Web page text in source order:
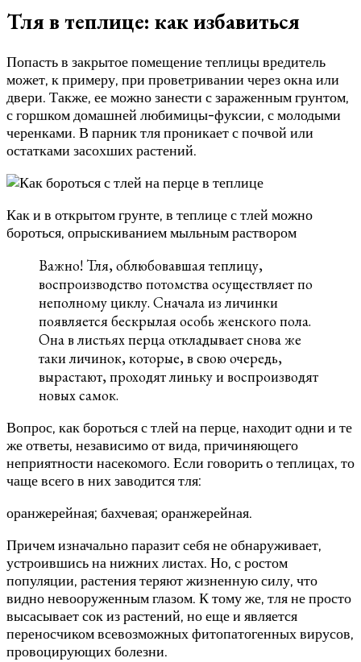
Тля в теплице: как избавиться
Попасть в закрытое помещение теплицы вредитель
может, к примеру, при проветривании через окна или
двери. Также, ее можно занести с зараженным грунтом,
с горшком домашней любимицы-фуксии, с молодыми
черенками. В парник тля проникает с почвой или
остатками засохших растений.
Как и в открытом грунте, в теплице с тлей можно
бороться, опрыскиванием мыльным раствором
Важно! Тля, облюбовавшая теплицу,
воспроизводство потомства осуществляет по
неполному циклу. Сначала из личинки
появляется бескрылая особь женского пола.
Она в листьях перца откладывает снова же
таки личинок, которые, в свою очередь,
вырастают, проходят линьку и воспроизводят
новых самок.
Вопрос, как бороться с тлей на перце, находит одни и те
же ответы, независимо от вида, причиняющего
неприятности насекомого. Если говорить о теплицах, то
чаще всего в них заводится тля:
оранжерейная; бахчевая; оранжерейная.
Причем изначально паразит себя не обнаруживает,
устроившись на нижних листах. Но, с ростом
популяции, растения теряют жизненную силу, что
видно невооруженным глазом. К тому же, тля не просто
высасывает сок из растений, но еще и является
переносчиком всевозможных фитопатогенных вирусов,
провоцирующих болезни.